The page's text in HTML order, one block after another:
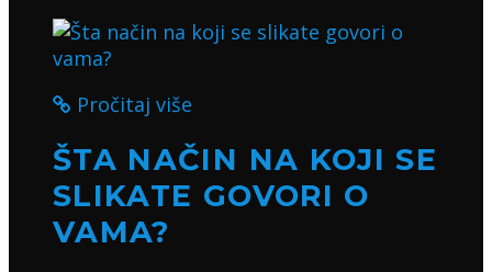
Pročitaj više
ŠTA NAČIN NA KOJI SE
SLIKATE GOVORI O
VAMA?